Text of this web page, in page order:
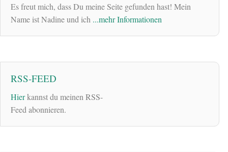
Es freut mich, dass Du meine Seite gefunden hast! Mein
Name ist Nadine und ich ...mehr Informationen
RSS-FEED
Hierkannst du meinen RSS-
Feed abonnieren.